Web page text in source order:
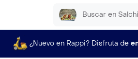
¿Nuevo en Rappi? Disfruta de